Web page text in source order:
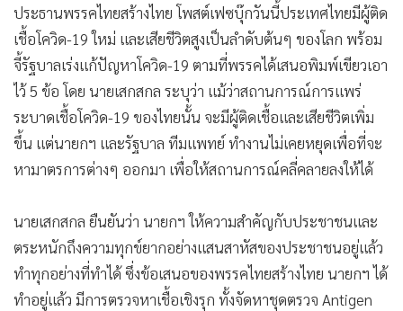
• SMEs
• หุ้น
• อินโดจีน
• กองทุนรวม
• Celeb Online
• Gotomanager
ประธานพรรคไทยสร้างไทย โพสต์เฟซบุ๊กวันนี้ประเทศไทยมีผู้ติด
เชื้อโควิด-19 ใหม่ และเสียชีวิตสูงเป็นลำดับต้นๆ ของโลก พร้อม
จี้รัฐบาลเร่งแก้ปัญหาโควิด-19 ตามที่พรรคได้เสนอพิมพ์เขียวเอา
ไว้ 5 ข้อ โดย นายเสกสกล ระบุว่า แม้ว่าสถานการณ์การแพร่
ระบาดเชื้อโควิด-19 ของไทยนั้น จะมีผู้ติดเชื้อและเสียชีวิตเพิ่ม
ขึ้น แต่นายกฯ และรัฐบาล ทีมแพทย์ ทำงานไม่เคยหยุดเพื่อที่จะ
หามาตรการต่างๆ ออกมา เพื่อให้สถานการณ์คลี่คลายลงให้ได้
นายเสกสกล ยืนยันว่า นายกฯ ให้ความสำคัญกับประชาชนและ
ตระหนักถึงความทุกข์ยากอย่างแสนสาหัสของประชาชนอยู่แล้ว
ทำทุกอย่างที่ทำได้ ซึ่งข้อเสนอของพรรคไทยสร้างไทย นายกฯ ได้
ทำอยู่แล้ว มีการตรวจหาเชื้อเชิงรุก ทั้งจัดหาชุดตรวจ Antigen